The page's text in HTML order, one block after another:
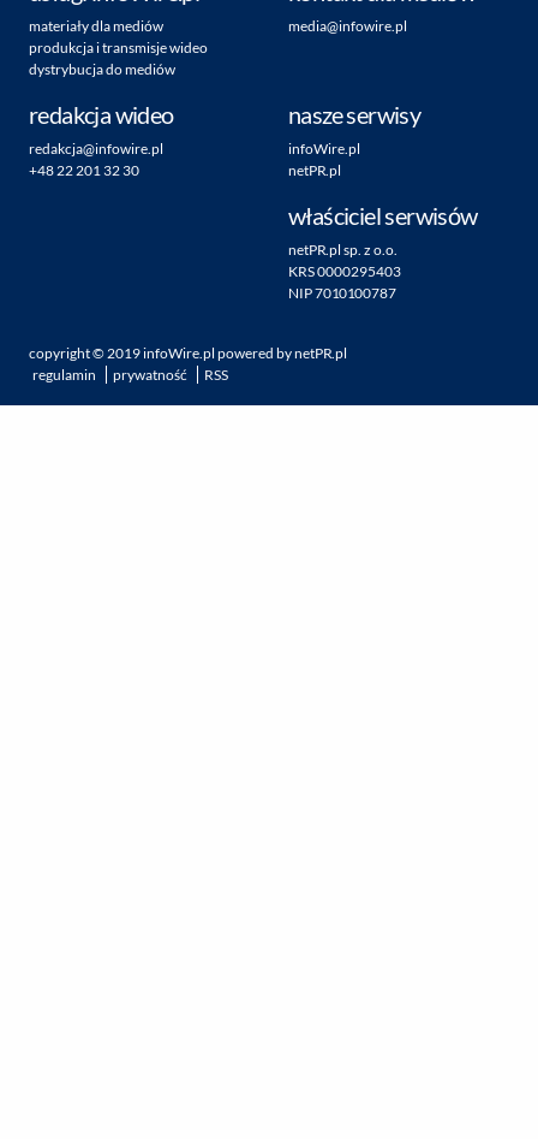
materiały dla mediów
produkcja i transmisje wideo
dystrybucja do mediów
media@infowire.pl
redakcja wideo
redakcja@infowire.pl
+48 22 201 32 30
nasze serwisy
infoWire.pl
netPR.pl
właściciel serwisów
netPR.pl sp. z o.o.
KRS 0000295403
NIP 7010100787
copyright © 2019infoWire.pl powered bynetPR.pl
regulamin
prywatność RSS